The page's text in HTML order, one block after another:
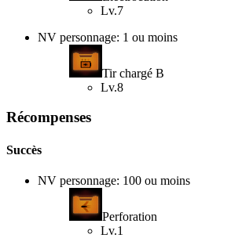
Lv.7
NV personnage: 1 ou moins
Tir chargé B
Lv.8
Récompenses
Succès
NV personnage: 100 ou moins
Perforation
Lv.1